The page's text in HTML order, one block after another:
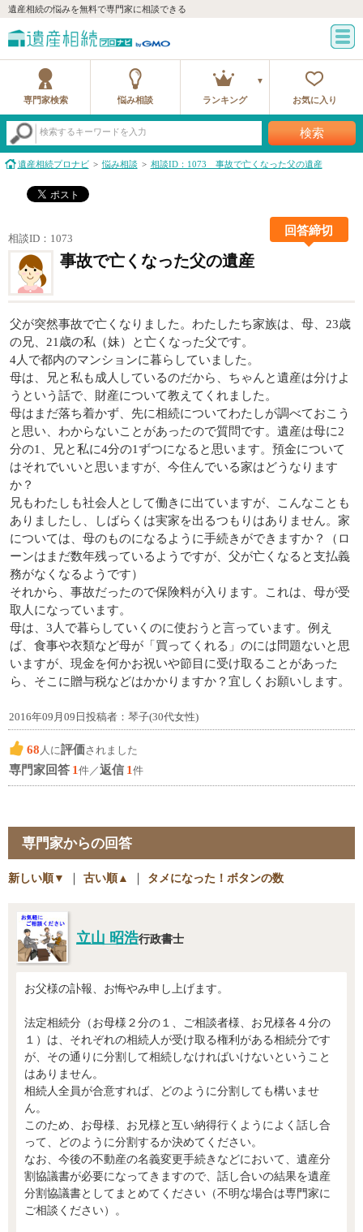
遺産相続の悩みを無料で専門家に相談できる
専門家検索 悩み相談 ランキング お気に入り
検索するキーワードを入力 検索
遺産相続プロナビ 悩み相談 相談ID：1073 事故で亡くなった父の遺産
相談ID：1073
回答締切
事故で亡くなった父の遺産
父が突然事故で亡くなりました。わたしたち家族は、母、23歳
の兄、21歳の私（妹）と亡くなった父です。
4人で都内のマンションに暮らしていました。
母は、兄と私も成人しているのだから、ちゃんと遺産は分けよ
うという話で、財産について教えてくれました。
母はまだ落ち着かず、先に相続についてわたしが調べておこう
と思い、わからないことがあったので質問です。遺産は母に2
分の1、兄と私に4分の1ずつになると思います。預金について
はそれでいいと思いますが、今住んでいる家はどうなります
か？
兄もわたしも社会人として働きに出ていますが、こんなことも
ありましたし、しばらくは実家を出るつもりはありません。家
については、母のものになるように手続きができますか？（ロ
ーンはまだ数年残っているようですが、父が亡くなると支払義
務がなくなるようです）
それから、事故だったので保険料が入ります。これは、母が受
取人になっています。
母は、3人で暮らしていくのに使おうと言っています。例え
ば、食事や衣類など母が「買ってくれる」のには問題ないと思
いますが、現金を何かお祝いや節目に受け取ることがあった
ら、そこに贈与税などはかかりますか？宜しくお願いします。
2016年09月09日投稿者：琴子(30代女性)
68 人に評価されました
専門家回答 1件／返信 1件
専門家からの回答
新しい順▼ ｜ 古い順▲ ｜ タメになった！ボタンの数
立山 昭浩行政書士
お父様の訃報、お悔やみ申し上げます。
法定相続分（お母様２分の１、ご相談者様、お兄様各４分の
１）は、それぞれの相続人が受け取る権利がある相続分です
が、その通りに分割して相続しなければいけないということ
はありません。
相続人全員が合意すれば、どのように分割しても構いませ
ん。
このため、お母様、お兄様と互い納得行くようによく話し合
って、どのように分割するか決めてください。
なお、今後の不動産の名義変更手続きなどにおいて、遺産分
割協議書が必要になってきますので、話し合いの結果を遺産
分割協議書としてまとめてください（不明な場合は専門家に
ご相談ください）。